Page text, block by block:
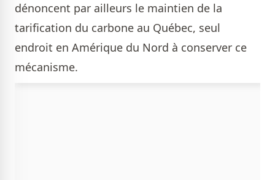
dénoncent par ailleurs le maintien de la
tarification du carbone au Québec, seul
endroit en Amérique du Nord à conserver ce
mécanisme.